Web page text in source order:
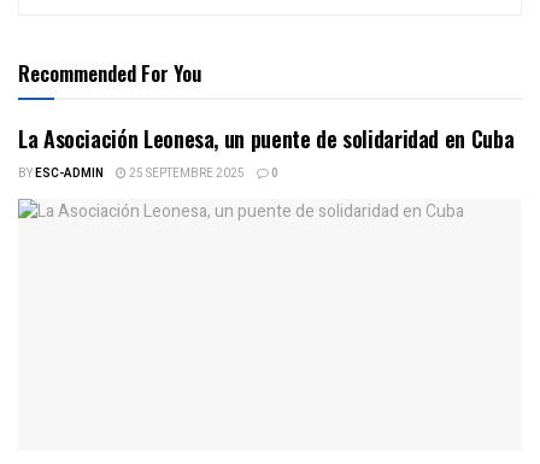
Recommended For You
La Asociación Leonesa, un puente de solidaridad en Cuba
BYESC-ADMIN 25 SEPTEMBRE 2025 0